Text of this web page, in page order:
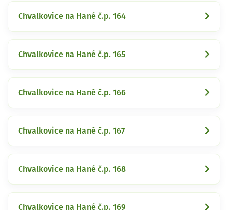
Chvalkovice na Hané č.p. 164
Chvalkovice na Hané č.p. 165
Chvalkovice na Hané č.p. 166
Chvalkovice na Hané č.p. 167
Chvalkovice na Hané č.p. 168
Chvalkovice na Hané č.p. 169